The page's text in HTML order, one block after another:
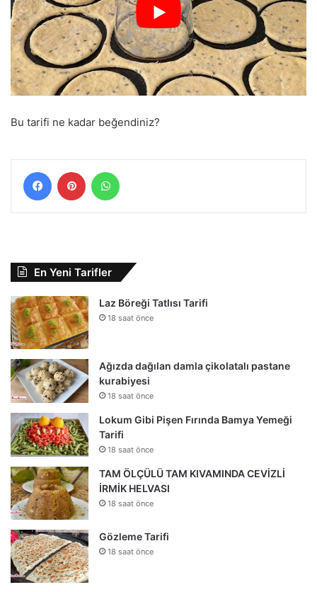
Bu tarifi ne kadar beğendiniz?
FacebookPinterest
En Yeni Tarifler
Laz Böreği Tatlısı Tarifi
18 saat önce
Ağızda dağılan damla çikolatalı pastane
kurabiyesi
18 saat önce
Lokum Gibi Pişen Fırında Bamya Yemeği
Tarifi
18 saat önce
TAM ÖLÇÜLÜ TAM KIVAMINDA CEVİZLİ
İRMİK HELVASI
18 saat önce
Gözleme Tarifi
18 saat önce